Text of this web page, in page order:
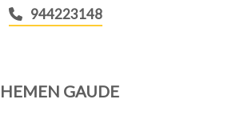
944223148
HEMEN GAUDE